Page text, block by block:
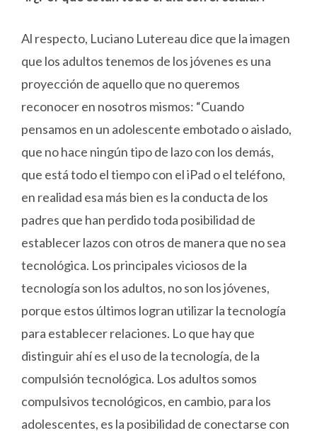
Al respecto, Luciano Lutereau dice que la imagen
que los adultos tenemos de los jóvenes es una
proyección de aquello que no queremos
reconocer en nosotros mismos: “Cuando
pensamos en un adolescente embotado o aislado,
que no hace ningún tipo de lazo con los demás,
que está todo el tiempo con el iPad o el teléfono,
en realidad esa más bien es la conducta de los
padres que han perdido toda posibilidad de
establecer lazos con otros de manera que no sea
tecnológica. Los principales viciosos de la
tecnología son los adultos, no son los jóvenes,
porque estos últimos logran utilizar la tecnología
para establecer relaciones. Lo que hay que
distinguir ahí es el uso de la tecnología, de la
compulsión tecnológica. Los adultos somos
compulsivos tecnológicos, en cambio, para los
adolescentes, es la posibilidad de conectarse con